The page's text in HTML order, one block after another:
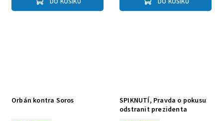
Orbán kontra Soros
SPIKNUTÍ, Pravda o pokusu
odstranit prezidenta